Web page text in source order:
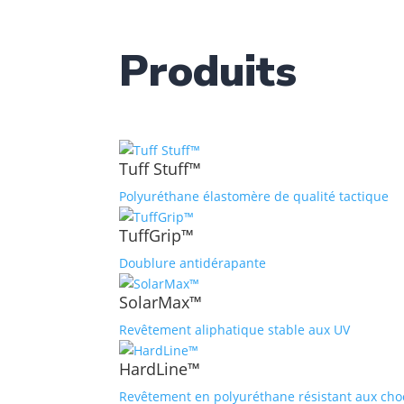
Produits
Tuff Stuff™
Polyuréthane élastomère de qualité tactique
TuffGrip™
Doublure antidérapante
SolarMax™
Revêtement aliphatique stable aux UV
HardLine™
Revêtement en polyuréthane résistant aux